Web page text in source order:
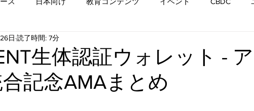
レポート 助成金
ランド財団 持続可能性 メルマガ
生体認証ウォレット -
合記念AMAまとめ
日 読了時間: 7分